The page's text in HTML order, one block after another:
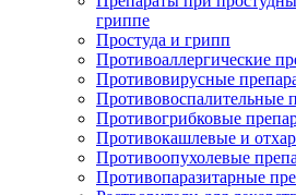
гриппе
Простуда и грипп
Противоаллергические
Противовирусные
Противовоспалительные
Противогрибковые
Противокашлевые и
Противоопухолевые
Противопаразитарные